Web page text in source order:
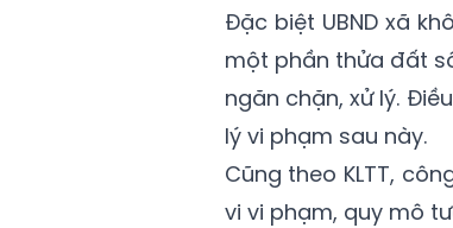
Đặc biệt UBND xã
một phần thửa đất
ngăn chặn, xử lý.
lý vi phạm sau này.
Cũng theo KLTT,
vi vi phạm, quy mô